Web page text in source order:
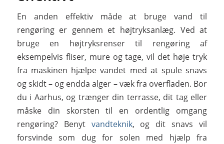
En anden effektiv måde at bruge vand til
rengøring er gennem et højtryksanlæg. Ved at
bruge en højtryksrenser til rengøring af
eksempelvis fliser, mure og tage, vil det høje tryk
fra maskinen hjælpe vandet med at spule snavs
og skidt – og endda alger – væk fra overfladen. Bor
du i Aarhus, og trænger din terrasse, dit tag eller
måske din skorsten til en ordentlig omgang
rengøring? Benyt vandteknik, og dit snavs vil
forsvinde som dug for solen med hjælp fra